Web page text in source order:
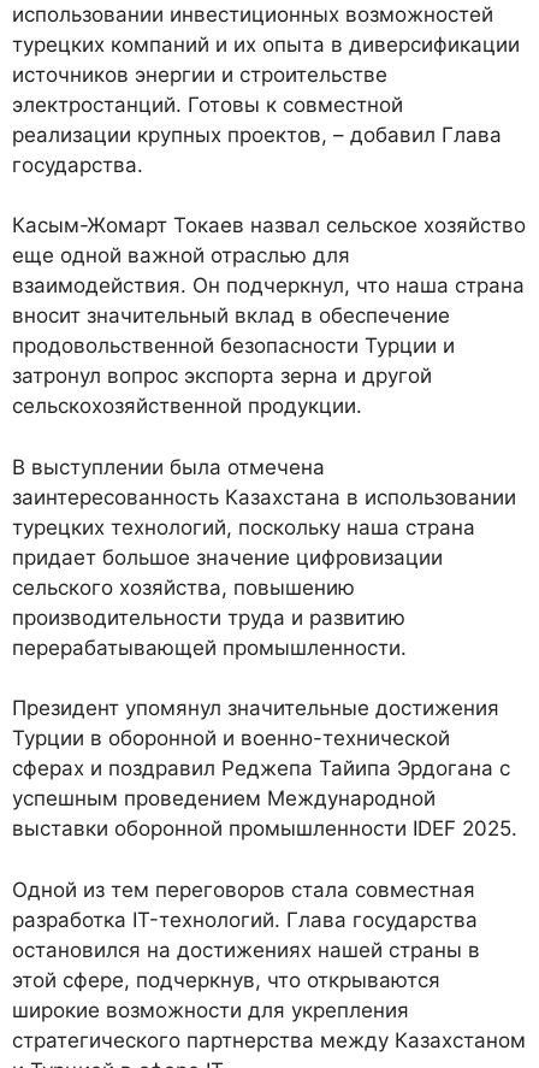
использовании инвестиционных возможностей
турецких компаний и их опыта в диверсификации
источников энергии и строительстве
электростанций. Готовы к совместной
реализации крупных проектов, – добавил Глава
государства.
Касым-Жомарт Токаев назвал сельское хозяйство
еще одной важной отраслью для
взаимодействия. Он подчеркнул, что наша страна
вносит значительный вклад в обеспечение
продовольственной безопасности Турции и
затронул вопрос экспорта зерна и другой
сельскохозяйственной продукции.
В выступлении была отмечена
заинтересованность Казахстана в использовании
турецких технологий, поскольку наша страна
придает большое значение цифровизации
сельского хозяйства, повышению
производительности труда и развитию
перерабатывающей промышленности.
Президент упомянул значительные достижения
Турции в оборонной и военно-технической
сферах и поздравил Реджепа Тайипа Эрдогана с
успешным проведением Международной
выставки оборонной промышленности IDEF 2025.
Одной из тем переговоров стала совместная
разработка IT-технологий. Глава государства
остановился на достижениях нашей страны в
этой сфере, подчеркнув, что открываются
широкие возможности для укрепления
стратегического партнерства между Казахстаном